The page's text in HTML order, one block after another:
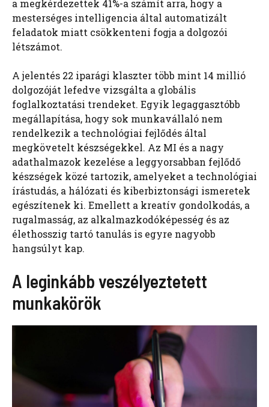
a megkérdezettek 41%-a számít arra, hogy a
mesterséges intelligencia által automatizált
feladatok miatt csökkenteni fogja a dolgozói
létszámot.
A jelentés 22 iparági klaszter több mint 14 millió
dolgozóját lefedve vizsgálta a globális
foglalkoztatási trendeket. Egyik legaggasztóbb
megállapítása, hogy sok munkavállaló nem
rendelkezik a technológiai fejlődés által
megkövetelt készségekkel. Az MI és a nagy
adathalmazok kezelése a leggyorsabban fejlődő
készségek közé tartozik, amelyeket a technológiai
írástudás, a hálózati és kiberbiztonsági ismeretek
egészítenek ki. Emellett a kreatív gondolkodás, a
rugalmasság, az alkalmazkodóképesség és az
élethosszig tartó tanulás is egyre nagyobb
hangsúlyt kap.
A leginkább veszélyeztetett
munkakörök